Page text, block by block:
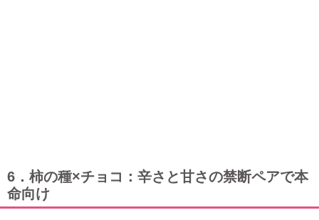
6．柿の種×チョコ：辛さと甘さの禁断ペアで本
命向け